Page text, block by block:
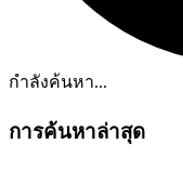
กำลังค้นหา...
การค้นหาล่าสุด